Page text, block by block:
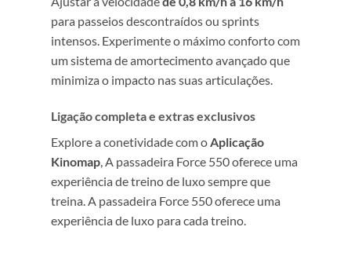
para passeios descontraídos ou sprints
intensos. Experimente o máximo conforto com
um sistema de amortecimento avançado que
minimiza o impacto nas suas articulações.
Ligação completa e extras exclusivos
Explore a conetividade com o Aplicação
Kinomap , A passadeira Force 550 oferece uma
experiência de treino de luxo sempre que
treina. A passadeira Force 550 oferece uma
experiência de luxo para cada treino.